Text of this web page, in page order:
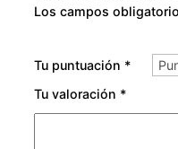
Los campos
Tu puntuación *
Tu valoración *